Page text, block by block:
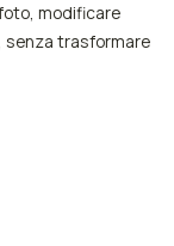
modificare
senza trasformare